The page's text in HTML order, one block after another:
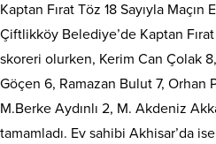
Kaptan Fırat Töz 18 Sayıyla Maçın
Çiftlikköy Belediye’de Kaptan Fırat
skoreri olurken, Kerim Can Çolak
Göçen 6, Ramazan Bulut 7, Orhan
M.Berke Aydınlı 2, M. Akdeniz
tamamladı. Ev sahibi Akhisar’da